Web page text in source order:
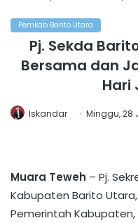
Pemkab Barito Utara
Pj. Sekda
Bersama dan
Hari
Iskandar Minggu, 28
Muara Teweh – Pj.
Kabupaten Barito
Pemerintah